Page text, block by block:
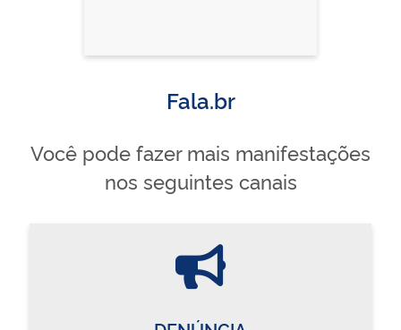
Fala.br
Você pode fazer mais manifestações
nos seguintes canais